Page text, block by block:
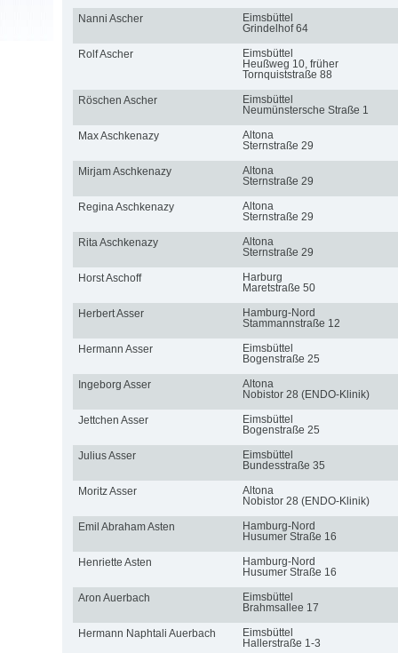
Nanni Ascher
Eimsbüttel
Grindelhof 64
Rolf Ascher
Eimsbüttel
Heußweg 10, früher
Tornquiststraße 88
Röschen Ascher
Eimsbüttel
Neumünstersche Straße 1
Max Aschkenazy
Altona
Sternstraße 29
Mirjam Aschkenazy
Altona
Sternstraße 29
Regina Aschkenazy
Altona
Sternstraße 29
Rita Aschkenazy
Altona
Sternstraße 29
Horst Aschoff
Harburg
Maretstraße 50
Herbert Asser
Hamburg-Nord
Stammannstraße 12
Hermann Asser
Eimsbüttel
Bogenstraße 25
Ingeborg Asser
Altona
Nobistor 28 (ENDO-Klinik)
Jettchen Asser
Eimsbüttel
Bogenstraße 25
Julius Asser
Eimsbüttel
Bundesstraße 35
Moritz Asser
Altona
Nobistor 28 (ENDO-Klinik)
Emil Abraham Asten
Hamburg-Nord
Husumer Straße 16
Henriette Asten
Hamburg-Nord
Husumer Straße 16
Aron Auerbach
Eimsbüttel
Brahmsallee 17
Hermann Naphtali Auerbach
Eimsbüttel
Hallerstraße 1-3